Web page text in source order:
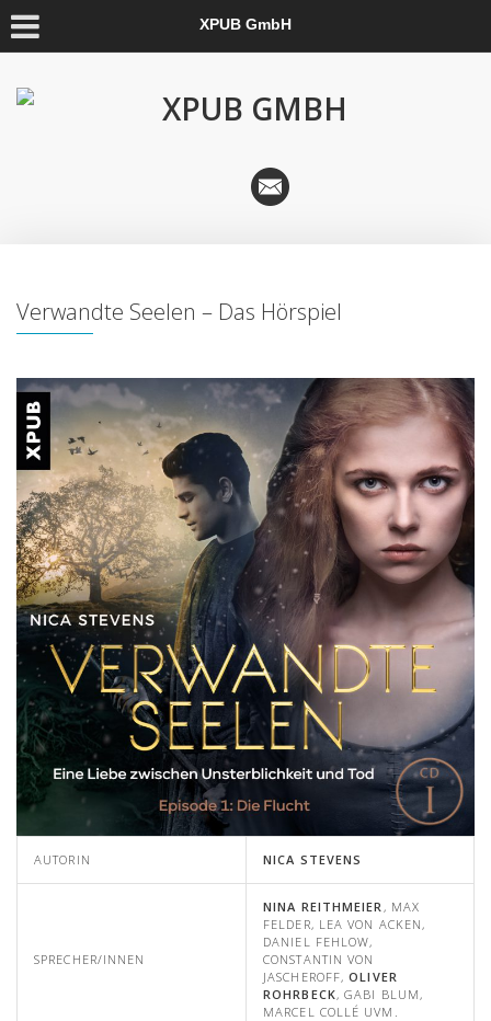
XPUB GmbH
Verwandte Seelen – Das Hörspiel
AUTORIN NICA STEVENS
SPRECHER/INNEN
NINA REITHMEIER , MAX
FELDER, LEA VON ACKEN,
DANIEL FEHLOW,
CONSTANTIN VON
JASCHEROFF,OLIVER
ROHRBECK, GABI BLUM,
MARCEL COLLÉ UVM.